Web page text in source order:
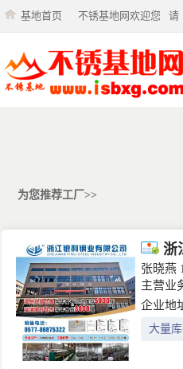
基地首页 不锈基地网欢迎您 请
为您推荐工厂>>
浙
张晓燕
主营业
企业地
大量